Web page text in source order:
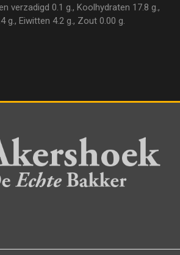
verzadigd 0.1 g., Koolhydraten 17.8 g.,
g., Eiwitten 4.2 g., Zout 0.00 g.